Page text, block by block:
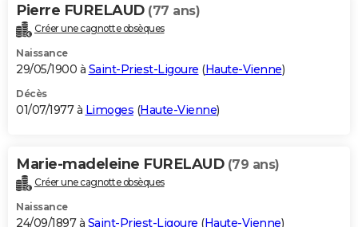
Pierre FURELAUD (77 ans)
Créer une cagnotte obsèques
Naissance
29/05/1900 à Saint-Priest-Ligoure (Haute-Vienne)
Décès
01/07/1977 à Limoges (Haute-Vienne)
Marie-madeleine FURELAUD (79 ans)
Créer une cagnotte obsèques
Naissance
24/09/1897 à Saint-Priest-Ligoure (Haute-Vienne)